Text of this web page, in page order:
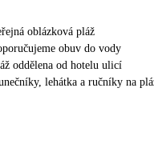
oblázková pláž
obuv do vody
oddělena od hotelu ulicí
lehátka a ručníky na